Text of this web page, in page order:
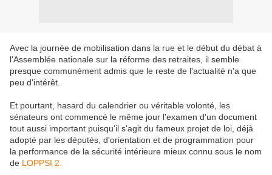
Avec la journée de mobilisation dans la rue et le début du débat à
l'Assemblée nationale sur la réforme des retraites, il semble
presque communément admis que le reste de l'actualité n'a que
peu d'intérêt.
Et pourtant, hasard du calendrier ou véritable volonté, les
sénateurs ont commencé le même jour l'examen d'un document
tout aussi important puisqu'il s'agit du fameux projet de loi, déjà
adopté par les députés, d'orientation et de programmation pour
la performance de la sécurité intérieure mieux connu sous le nom
de LOPPSI 2.